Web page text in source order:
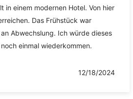
in einem modernen Hotel. Von hier
Das Frühstück war
Abwechslung. Ich würde dieses
einmal wiederkommen.
12/18/2024